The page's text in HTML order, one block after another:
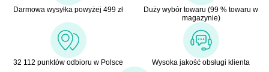
Darmowa wysyłka powyżej 499 zł
Duży wybór towaru (99 % towaru w
magazynie)
32 112 punktów odbioru w Polsce Wysoka jakość obsługi klienta